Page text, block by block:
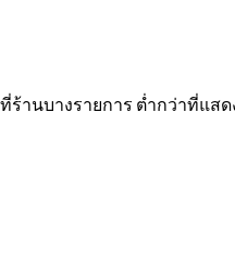
นบางรายการ ต่ำกว่าที่แส